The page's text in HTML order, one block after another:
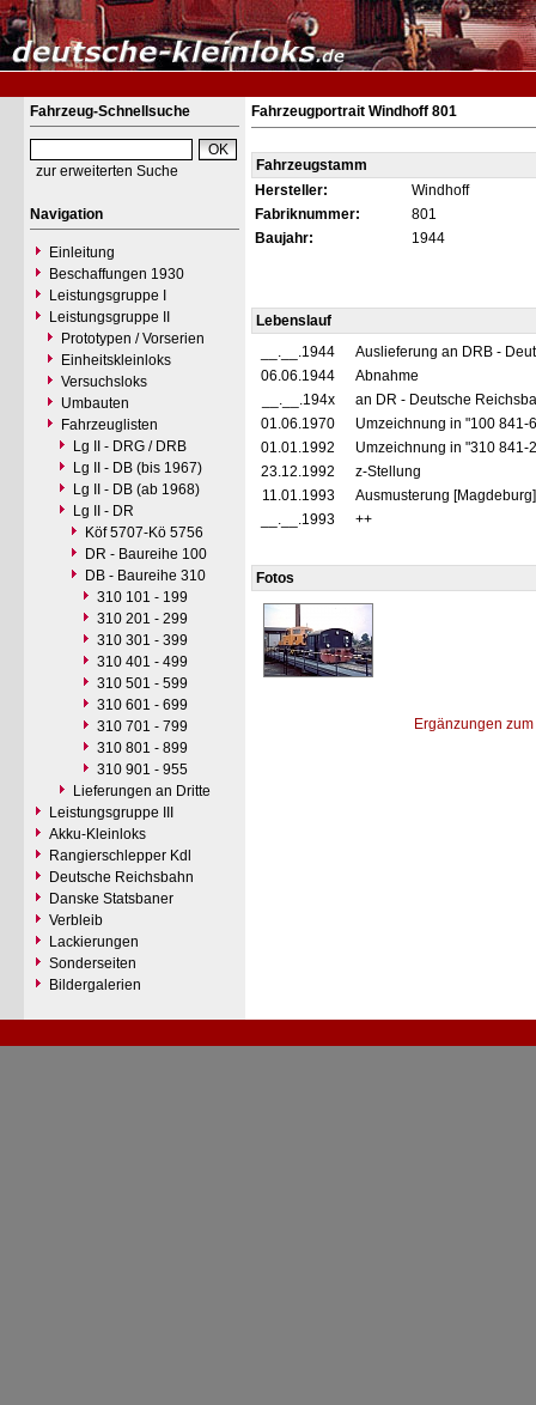
Fahrzeug-Schnellsuche
zur erweiterten Suche
Navigation
Einleitung
Beschaffungen 1930
Leistungsgruppe I
Leistungsgruppe II
Prototypen / Vorserien
Einheitskleinloks
Versuchsloks
Umbauten
Fahrzeuglisten
Lg II - DRG / DRB
Lg II - DB (bis 1967)
Lg II - DB (ab 1968)
Lg II - DR
Köf 5707-Kö 5756
DR - Baureihe 100
DB - Baureihe 310
310 101 - 199
310 201 - 299
310 301 - 399
310 401 - 499
310 501 - 599
310 601 - 699
310 701 - 799
310 801 - 899
310 901 - 955
Lieferungen an Dritte
Leistungsgruppe III
Akku-Kleinloks
Rangierschlepper Kdl
Deutsche Reichsbahn
Danske Statsbaner
Verbleib
Lackierungen
Sonderseiten
Bildergalerien
Fahrzeugportrait Windhoff 801
Fahrzeugstamm
Hersteller:
Windhoff
Fabriknummer:
801
Baujahr:
1944
Lebenslauf
__.__.1944
Auslieferung an DRB -
06.06.1944
Abnahme
__.__.194x
an DR - Deutsche
01.06.1970
Umzeichnung in "100 841-
01.01.1992
Umzeichnung in "310 841-
23.12.1992
z-Stellung
11.01.1993
Ausmusterung [Magdeburg]
__.__.1993
++
Fotos
Ergänzungen